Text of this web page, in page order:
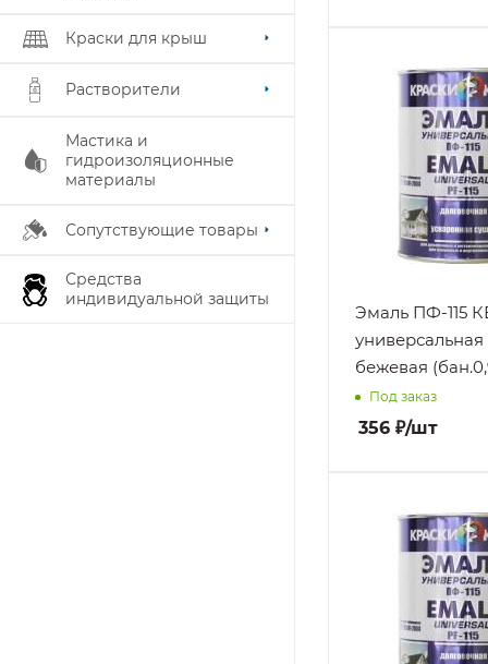
Краски для крыш
Растворители
Мастика и
гидроизоляционные
материалы
Сопутствующие товары
Средства
индивидуальной защиты
бытовых
средств
Бетон, ГВЛ, Гипс,
Гипсокартон,
Дерево,
Нанесение
поверхность,
Стойкость к
Атмосферным
воздействиям,
Атмосферным
осадкам, Маслам,
бытовых
средств
Эмаль ПФ-115
бежевая
Под заказ
356 ₽/шт
Бетон, ГВЛ, Гипс,
Гипсокартон,
Дерево,
Нанесение